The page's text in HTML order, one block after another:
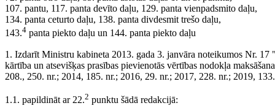
107. pantu, 117. panta devīto daļu, 129. panta vienpadsmito daļu,
134. panta ceturto daļu, 138. panta divdesmit trešo daļu,
143.4 panta piekto daļu un 144. panta piekto daļu
1. Izdarīt Ministru kabineta 2013. gada 3. janvāra noteikumos Nr.
kārtība un atsevišķas prasības pievienotās vērtības nodokļa
208., 250. nr.; 2014, 185. nr.; 2016, 29. nr.; 2017, 228. nr.; 2019,
1.1. papildināt ar 22.2 punktu šādā redakcijā: